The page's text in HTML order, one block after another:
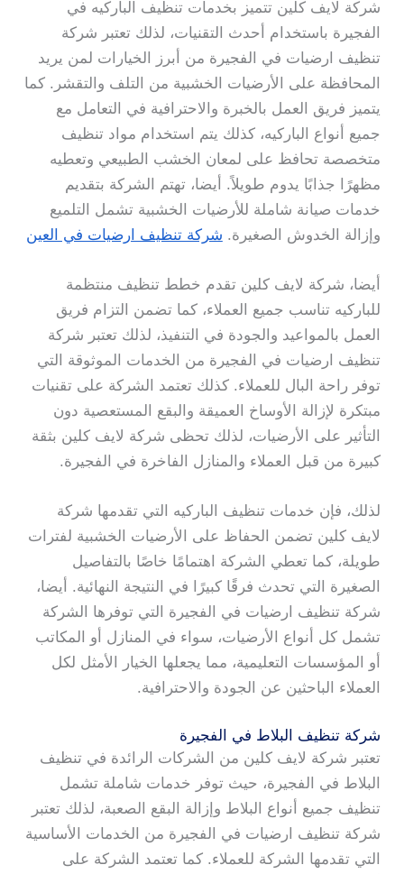
شركة لايف كلين تتميز بخدمات تنظيف الباركيه في
الفجيرة باستخدام أحدث التقنيات، لذلك تعتبر شركة
تنظيف ارضيات في الفجيرة من أبرز الخيارات لمن يريد
المحافظة على الأرضيات الخشبية من التلف والتقشر. كما
يتميز فريق العمل بالخبرة والاحترافية في التعامل مع
جميع أنواع الباركيه، كذلك يتم استخدام مواد تنظيف
متخصصة تحافظ على لمعان الخشب الطبيعي وتعطيه
مظهرًا جذابًا يدوم طويلاً. أيضا، تهتم الشركة بتقديم
خدمات صيانة شاملة للأرضيات الخشبية تشمل التلميع
وإزالة الخدوش الصغيرة. شركة تنظيف ارضيات في العين
أيضا، شركة لايف كلين تقدم خطط تنظيف منتظمة
للباركيه تناسب جميع العملاء، كما تضمن التزام فريق
العمل بالمواعيد والجودة في التنفيذ، لذلك تعتبر شركة
تنظيف ارضيات في الفجيرة من الخدمات الموثوقة التي
توفر راحة البال للعملاء. كذلك تعتمد الشركة على تقنيات
مبتكرة لإزالة الأوساخ العميقة والبقع المستعصية دون
التأثير على الأرضيات، لذلك تحظى شركة لايف كلين بثقة
كبيرة من قبل العملاء والمنازل الفاخرة في الفجيرة.
لذلك، فإن خدمات تنظيف الباركيه التي تقدمها شركة
لايف كلين تضمن الحفاظ على الأرضيات الخشبية لفترات
طويلة، كما تعطي الشركة اهتمامًا خاصًا بالتفاصيل
الصغيرة التي تحدث فرقًا كبيرًا في النتيجة النهائية. أيضا،
شركة تنظيف ارضيات في الفجيرة التي توفرها الشركة
تشمل كل أنواع الأرضيات، سواء في المنازل أو المكاتب
أو المؤسسات التعليمية، مما يجعلها الخيار الأمثل لكل
العملاء الباحثين عن الجودة والاحترافية.
شركة تنظيف البلاط في الفجيرة
تعتبر شركة لايف كلين من الشركات الرائدة في تنظيف
البلاط في الفجيرة، حيث توفر خدمات شاملة تشمل
تنظيف جميع أنواع البلاط وإزالة البقع الصعبة، لذلك تعتبر
شركة تنظيف ارضيات في الفجيرة من الخدمات الأساسية
التي تقدمها الشركة للعملاء. كما تعتمد الشركة على